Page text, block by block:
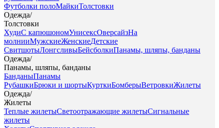
Футболки полоМайкиТолстовки
Одежда/
Толстовки
ХудиС капюшономУнисексОверсайзНа
молнииМужскиеЖенскиеДетские
СвитшотыЛонгсливыБейсболкиПанамы, шляпы, банданы
Одежда/
Панамы, шляпы, банданы
БанданыПанамы
РубашкиБрюки и шортыКурткиБомберыВетровкиЖилеты
Одежда/
Жилеты
Теплые жилетыСветоотражающие жилетыСигнальные
жилеты